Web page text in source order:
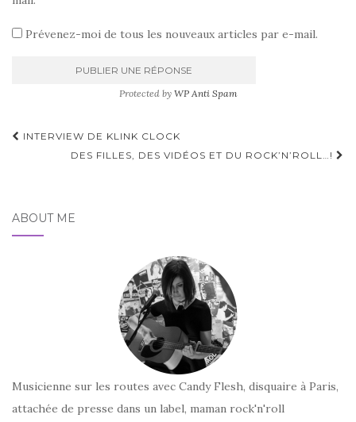
Prévenez-moi de tous les nouveaux articles par e-mail.
Protected by WP Anti Spam
Pagination
d'article
INTERVIEW DE KLINK CLOCK
DES FILLES, DES VIDÉOS ET DU ROCK’N’ROLL…!
ABOUT ME
Musicienne sur les routes avec Candy Flesh, disquaire à Paris,
attachée de presse dans un label, maman rock'n'roll